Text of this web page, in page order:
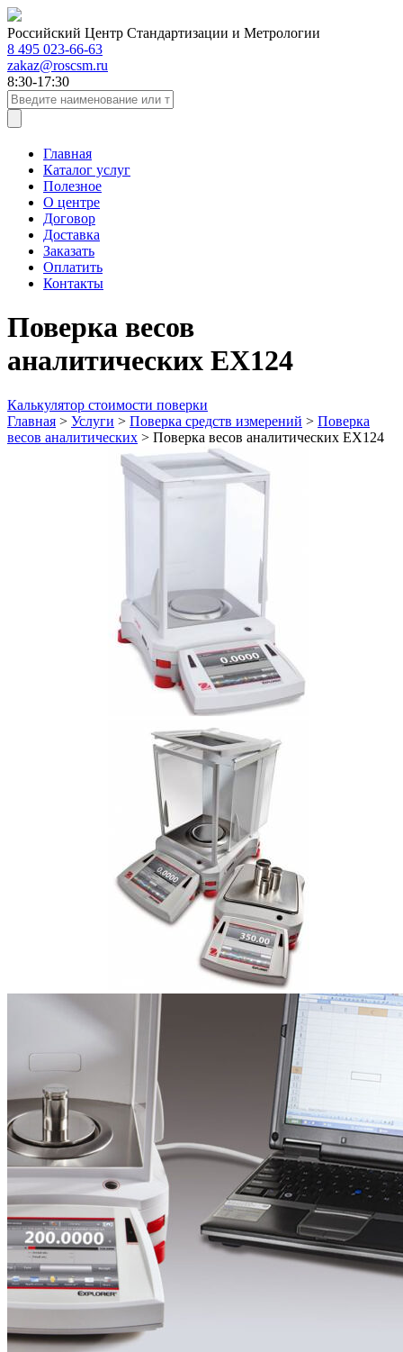
Российский Центр Стандартизации и Метрологии
8 495 023-66-63
zakaz@roscsm.ru
8:30-17:30
Главная
Каталог услуг
Полезное
О центре
Договор
Доставка
Заказать
Оплатить
Контакты
Поверка весов
аналитических EX124
Калькулятор стоимости поверки
Главная > Услуги > Поверка средств измерений > Поверка
весов аналитических > Поверка весов аналитических EX124